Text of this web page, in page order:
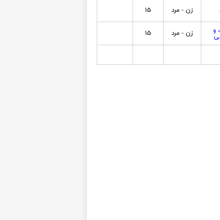
زن - مرد
15
و زن - مرد 15